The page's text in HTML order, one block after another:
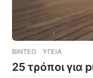
ΒΊΝΤΕΟ ΥΓΕΊΑ
25 τρόποι για